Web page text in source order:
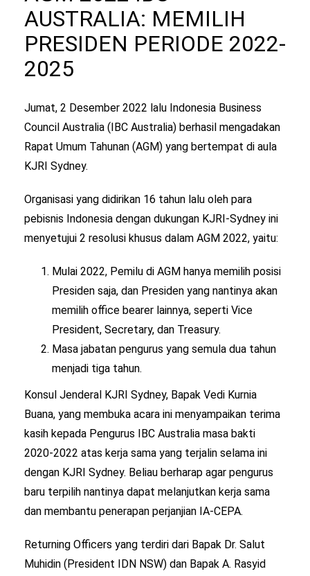
AUSTRALIA: MEMILIH
PRESIDEN PERIODE 2022-
2025
Jumat, 2 Desember 2022 lalu Indonesia Business
Council Australia (IBC Australia) berhasil mengadakan
Rapat Umum Tahunan (AGM) yang bertempat di aula
KJRI Sydney.
Organisasi yang didirikan 16 tahun lalu oleh para
pebisnis Indonesia dengan dukungan KJRI-Sydney ini
menyetujui 2 resolusi khusus dalam AGM 2022, yaitu:
Mulai 2022, Pemilu di AGM hanya memilih posisi
Presiden saja, dan Presiden yang nantinya akan
memilih office bearer lainnya, seperti Vice
President, Secretary, dan Treasury.
Masa jabatan pengurus yang semula dua tahun
menjadi tiga tahun.
Konsul Jenderal KJRI Sydney, Bapak Vedi Kurnia
Buana, yang membuka acara ini menyampaikan terima
kasih kepada Pengurus IBC Australia masa bakti
2020-2022 atas kerja sama yang terjalin selama ini
dengan KJRI Sydney. Beliau berharap agar pengurus
baru terpilih nantinya dapat melanjutkan kerja sama
dan membantu penerapan perjanjian IA-CEPA.
Returning Officers yang terdiri dari Bapak Dr. Salut
Muhidin (President IDN NSW) dan Bapak A. Rasyid